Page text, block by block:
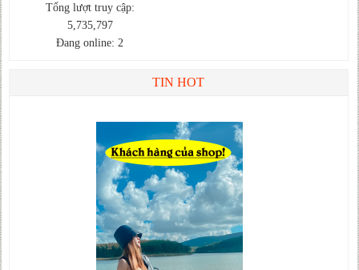
Tổng lượt truy cập:
5,735,797
Đang online: 2
TIN HOT